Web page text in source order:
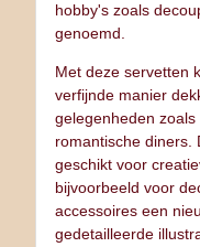
hobby's zoals
genoemd.
Met deze servetten
verfijnde manier
gelegenheden
romantische diners.
geschikt voor
bijvoorbeeld voor
accessoires een
gedetailleerde